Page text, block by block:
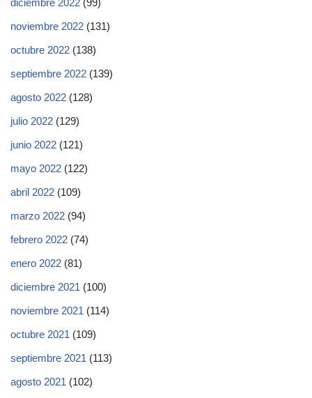
noviembre 2022 (131)
octubre 2022 (138)
septiembre 2022 (139)
agosto 2022 (128)
julio 2022 (129)
junio 2022 (121)
mayo 2022 (122)
abril 2022 (109)
marzo 2022 (94)
febrero 2022 (74)
enero 2022 (81)
diciembre 2021 (100)
noviembre 2021 (114)
octubre 2021 (109)
septiembre 2021 (113)
agosto 2021 (102)